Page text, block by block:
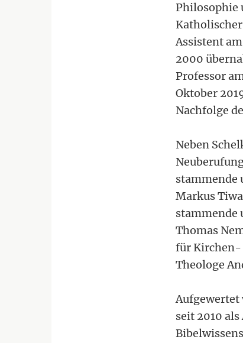
Philosophie
Assistent
2000
Professor
Oktober
Nachfolge
Neben
stammende
Markus
stammende
Thomas
für Kirchen-
Theologe
Aufgewertet
seit 2010